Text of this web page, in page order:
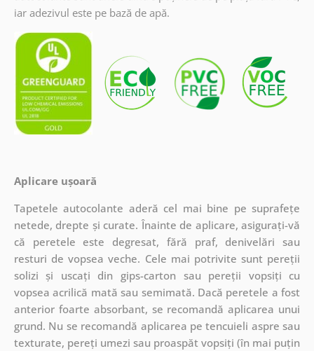
iar adezivul este pe bază de apă.
Aplicare ușoară
Tapetele autocolante aderă cel mai bine pe suprafețe
netede, drepte și curate. Înainte de aplicare, asigurați-vă
că peretele este degresat, fără praf, denivelări sau
resturi de vopsea veche. Cele mai potrivite sunt pereții
solizi și uscați din gips-carton sau pereții vopsiți cu
vopsea acrilică mată sau semimată. Dacă peretele a fost
anterior foarte absorbant, se recomandă aplicarea unui
grund. Nu se recomandă aplicarea pe tencuieli aspre sau
texturate, pereți umezi sau proaspăt vopsiți (în mai puțin